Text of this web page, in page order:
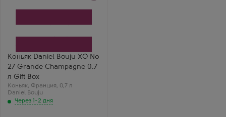
Коньяк Daniel Bouju XO №
27 Grande Champagne 0.7
л Gift Box
Коньяк, Франция, 0,7 л
Daniel Bouju
Через 1-2 дня
Гранд Шампань в
Регион
Гранд Шампань, Коньяк
Выдержка
27 лет